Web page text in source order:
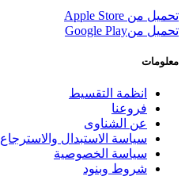
تحميل من Apple Store
تحميل منGoogle Play
معلومات
انظمة التقسيط
فروعنا
عن الشناوى
سياسة الاستبدال والاسترجاع
سياسة الخصوصية
شروط وبنود